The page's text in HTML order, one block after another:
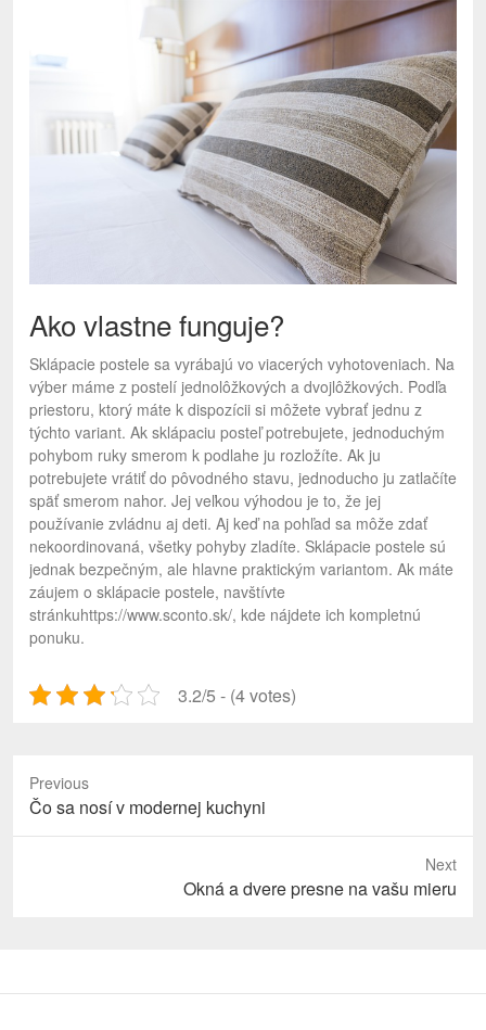
Ako vlastne funguje?
Sklápacie postele sa vyrábajú vo viacerých vyhotoveniach. Na
výber máme z postelí jednolôžkových a dvojlôžkových. Podľa
priestoru, ktorý máte k dispozícii si môžete vybrať jednu z
týchto variant. Ak sklápaciu posteľ potrebujete, jednoduchým
pohybom ruky smerom k podlahe ju rozložíte. Ak ju
potrebujete vrátiť do pôvodného stavu, jednoducho ju zatlačíte
späť smerom nahor. Jej veľkou výhodou je to, že jej
používanie zvládnu aj deti. Aj keď na pohľad sa môže zdať
nekoordinovaná, všetky pohyby zladíte. Sklápacie postele sú
jednak bezpečným, ale hlavne praktickým variantom. Ak máte
záujem o sklápacie postele, navštívte
stránkuhttps://www.sconto.sk/, kde nájdete ich kompletnú
ponuku.
3.2/5 - (4 votes)
Previous
Previous
post:
Čo sa nosí v modernej kuchyni
Next
Okná a dvere presne na vašu mieru